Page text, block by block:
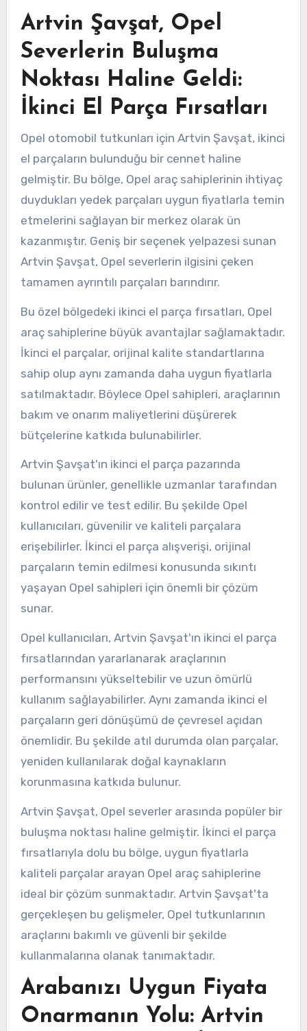
Artvin Şavşat, Opel
Severlerin Buluşma
Noktası Haline Geldi:
İkinci El Parça Fırsatları
Opel otomobil tutkunları için Artvin Şavşat, ikinci
el parçaların bulunduğu bir cennet haline
gelmiştir. Bu bölge, Opel araç sahiplerinin ihtiyaç
duydukları yedek parçaları uygun fiyatlarla temin
etmelerini sağlayan bir merkez olarak ün
kazanmıştır. Geniş bir seçenek yelpazesi sunan
Artvin Şavşat, Opel severlerin ilgisini çeken
tamamen ayrıntılı parçaları barındırır.
Bu özel bölgedeki ikinci el parça fırsatları, Opel
araç sahiplerine büyük avantajlar sağlamaktadır.
İkinci el parçalar, orijinal kalite standartlarına
sahip olup aynı zamanda daha uygun fiyatlarla
satılmaktadır. Böylece Opel sahipleri, araçlarının
bakım ve onarım maliyetlerini düşürerek
bütçelerine katkıda bulunabilirler.
Artvin Şavşat'ın ikinci el parça pazarında
bulunan ürünler, genellikle uzmanlar tarafından
kontrol edilir ve test edilir. Bu şekilde Opel
kullanıcıları, güvenilir ve kaliteli parçalara
erişebilirler. İkinci el parça alışverişi, orijinal
parçaların temin edilmesi konusunda sıkıntı
yaşayan Opel sahipleri için önemli bir çözüm
sunar.
Opel kullanıcıları, Artvin Şavşat'ın ikinci el parça
fırsatlarından yararlanarak araçlarının
performansını yükseltebilir ve uzun ömürlü
kullanım sağlayabilirler. Aynı zamanda ikinci el
parçaların geri dönüşümü de çevresel açıdan
önemlidir. Bu şekilde atıl durumda olan parçalar,
yeniden kullanılarak doğal kaynakların
korunmasına katkıda bulunur.
Artvin Şavşat, Opel severler arasında popüler bir
buluşma noktası haline gelmiştir. İkinci el parça
fırsatlarıyla dolu bu bölge, uygun fiyatlarla
kaliteli parçalar arayan Opel araç sahiplerine
ideal bir çözüm sunmaktadır. Artvin Şavşat'ta
gerçekleşen bu gelişmeler, Opel tutkunlarının
araçlarını bakımlı ve güvenli bir şekilde
kullanmalarına olanak tanımaktadır.
Arabanızı Uygun Fiyata
Onarmanın Yolu: Artvin